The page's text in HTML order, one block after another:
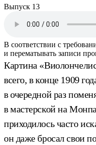
Выпуск 13
В соответствии с
и перематывать записи
Картина
всего, в конце 1909
в очередной раз
в мастерской на
приходилось часто
он даже бросал свои